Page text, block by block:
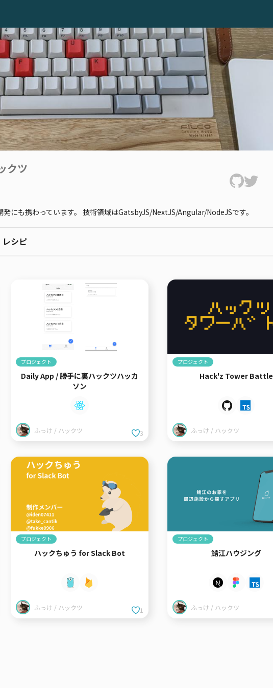
クツ
にも携わっています。 技術領域はGatsbyJS/NextJS/Angular/NodeJSです。
レシピ
プロジェクト
Daily App / 勝手に裏ハックツハッカ
ソン
ふっけ / ハックツ 3
プロジェクト
Hack'z Tower Battle
ふっけ / ハックツ
プロジェクト
ハックちゅう for Slack Bot
ふっけ / ハックツ 1
プロジェクト
鯖江ハウジング
ふっけ / ハックツ